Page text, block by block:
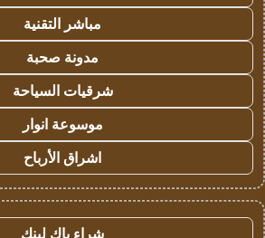
مباشر التقنية
مدونة صحبة
شرقيات السياحة
موسوعة انوار
اشراق الأرباح
شراء باك لينك